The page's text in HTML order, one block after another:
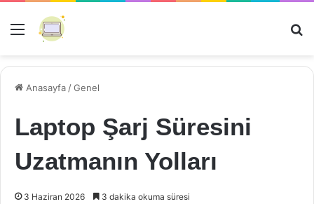
Menü
Anasayfa /Genel
Laptop Şarj Süresini
Uzatmanın Yolları
3 Haziran 2026 3 dakika okuma süresi